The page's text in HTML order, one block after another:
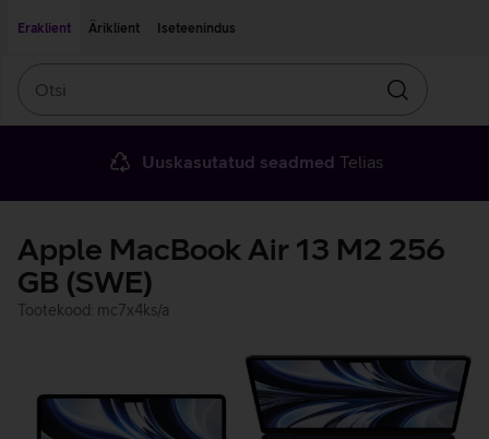
Eraklient
Äriklient Iseteenindus
Otsin
Uuskasutatud seadmed Telias
Apple MacBook Air 13 M2 256
GB (SWE)
Tootekood: mc7x4ks/a